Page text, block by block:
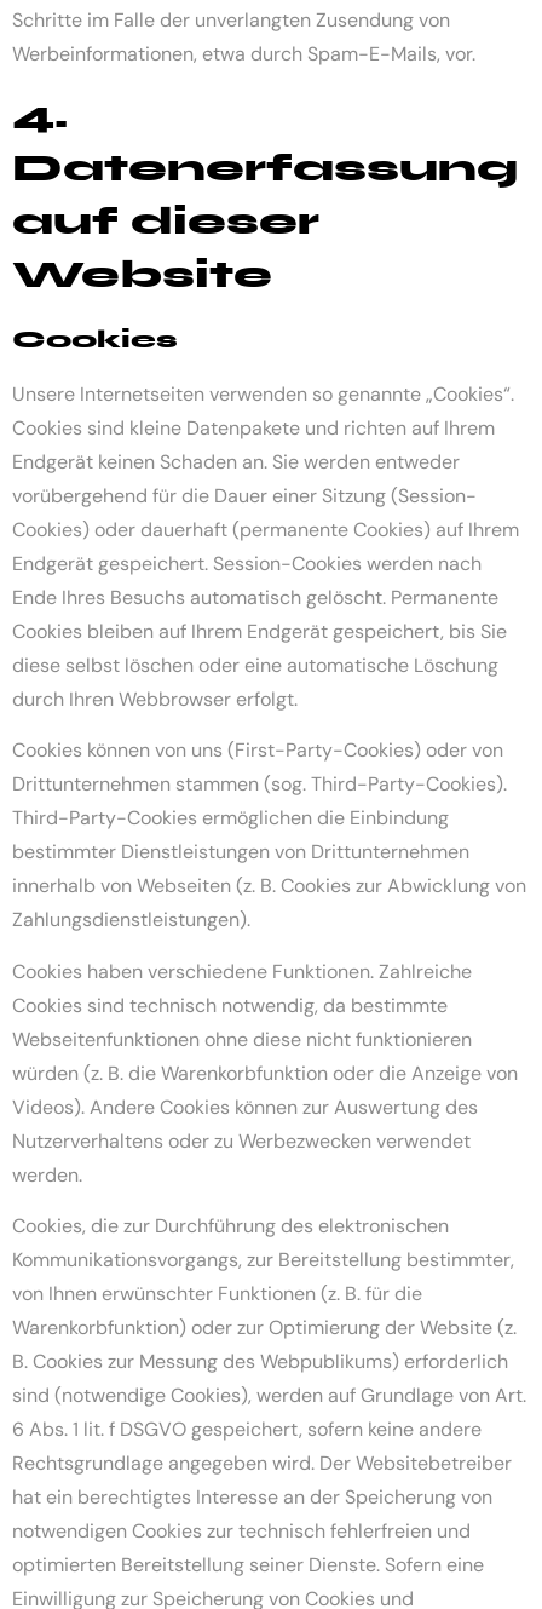
Schritte im Falle der unverlangten Zusendung von
Werbeinformationen, etwa durch Spam-E-Mails, vor.
4.
Datenerfassung
auf dieser
Website
Cookies
Unsere Internetseiten verwenden so genannte „Cookies“.
Cookies sind kleine Datenpakete und richten auf Ihrem
Endgerät keinen Schaden an. Sie werden entweder
vorübergehend für die Dauer einer Sitzung (Session-
Cookies) oder dauerhaft (permanente Cookies) auf Ihrem
Endgerät gespeichert. Session-Cookies werden nach
Ende Ihres Besuchs automatisch gelöscht. Permanente
Cookies bleiben auf Ihrem Endgerät gespeichert, bis Sie
diese selbst löschen oder eine automatische Löschung
durch Ihren Webbrowser erfolgt.
Cookies können von uns (First-Party-Cookies) oder von
Drittunternehmen stammen (sog. Third-Party-Cookies).
Third-Party-Cookies ermöglichen die Einbindung
bestimmter Dienstleistungen von Drittunternehmen
innerhalb von Webseiten (z. B. Cookies zur Abwicklung von
Zahlungsdienstleistungen).
Cookies haben verschiedene Funktionen. Zahlreiche
Cookies sind technisch notwendig, da bestimmte
Webseitenfunktionen ohne diese nicht funktionieren
würden (z. B. die Warenkorbfunktion oder die Anzeige von
Videos). Andere Cookies können zur Auswertung des
Nutzerverhaltens oder zu Werbezwecken verwendet
werden.
Cookies, die zur Durchführung des elektronischen
Kommunikationsvorgangs, zur Bereitstellung bestimmter,
von Ihnen erwünschter Funktionen (z. B. für die
Warenkorbfunktion) oder zur Optimierung der Website (z.
B. Cookies zur Messung des Webpublikums) erforderlich
sind (notwendige Cookies), werden auf Grundlage von Art.
6 Abs. 1 lit. f DSGVO gespeichert, sofern keine andere
Rechtsgrundlage angegeben wird. Der Websitebetreiber
hat ein berechtigtes Interesse an der Speicherung von
notwendigen Cookies zur technisch fehlerfreien und
optimierten Bereitstellung seiner Dienste. Sofern eine
Einwilligung zur Speicherung von Cookies und